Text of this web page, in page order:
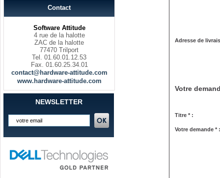
Contact
Software Attitude
4 rue de la halotte
ZAC de la halotte
77470 Trilport
Tel. 01.60.01.12.53
Fax. 01.60.25.34.01
contact@hardware-attitude.com
www.hardware-attitude.com
NEWSLETTER
Adresse de
Votre
Titre * :
Votre demande * :